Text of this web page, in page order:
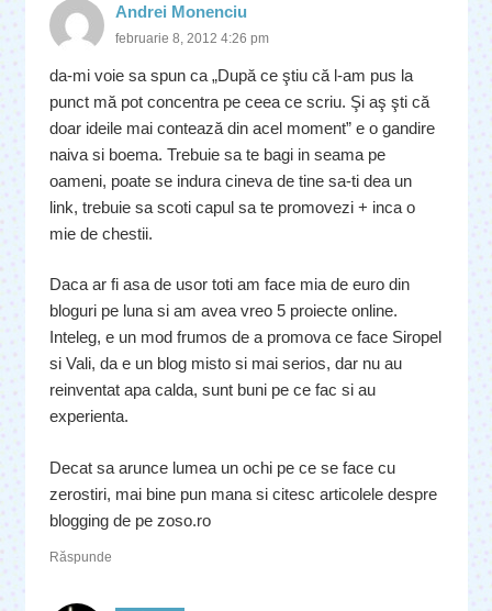
Andrei Monenciu
februarie 8, 2012 4:26 pm
da-mi voie sa spun ca „După ce ştiu că l-am pus la
punct mă pot concentra pe ceea ce scriu. Şi aş şti că
doar ideile mai contează din acel moment” e o gandire
naiva si boema. Trebuie sa te bagi in seama pe
oameni, poate se indura cineva de tine sa-ti dea un
link, trebuie sa scoti capul sa te promovezi + inca o
mie de chestii.
Daca ar fi asa de usor toti am face mia de euro din
bloguri pe luna si am avea vreo 5 proiecte online.
Inteleg, e un mod frumos de a promova ce face Siropel
si Vali, da e un blog misto si mai serios, dar nu au
reinventat apa calda, sunt buni pe ce fac si au
experienta.
Decat sa arunce lumea un ochi pe ce se face cu
zerostiri, mai bine pun mana si citesc articolele despre
blogging de pe zoso.ro
Răspunde